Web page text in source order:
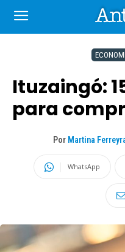
Ituzaingó:
para
Por Martina
WhatsApp